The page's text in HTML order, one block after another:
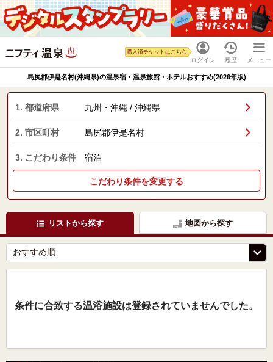
ログイン
購入済チケットはこちら
履歴 メニュー
島尻郡伊是名村(沖縄県)の温泉宿・温泉旅館・ホテルおすすめ(2026年版)
1. 都道府県 九州・沖縄 / 沖縄県
2. 市区町村 島尻郡伊是名村
3. こだわり条件 宿泊
こだわり条件を変更する
リストから探す 地図から探す
条件に合致する温浴施設は登録されていませんでした。